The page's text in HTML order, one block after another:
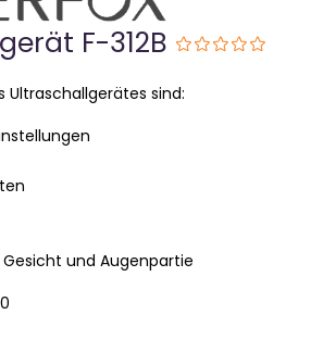
F-312B
Ultraschallgerätes sind:
und Augenpartie